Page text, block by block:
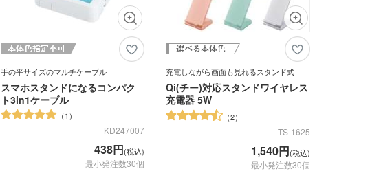
手の平サイズのマルチケーブル
スマホスタンドになるコンパク
ト3in1ケーブル
1
KD247007
438円(税込)
最小発注数30個
充電しながら画面も見れるスタンド式
Qi(チー)対応スタンドワイヤレス
充電器 5W
2
TS-1625
1,540円(税込)
最小発注数30個
カイロ・湯たんぽ